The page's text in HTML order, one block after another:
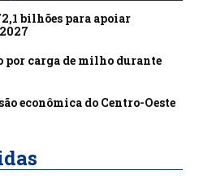
bilhões para apoiar
carga de milho durante
econômica do Centro-Oeste